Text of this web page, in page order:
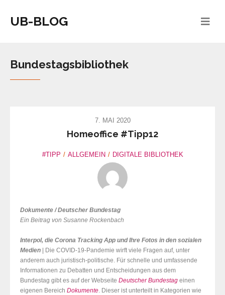
UB-BLOG
Bundestagsbibliothek
7. MAI 2020
Homeoffice #Tipp12
#TIPP ALLGEMEIN DIGITALE BIBLIOTHEK
Dokumente / Deutscher Bundestag
Ein Beitrag von Susanne Rockenbach
Interpol, die Corona Tracking App und Ihre Fotos in den sozialen
Medien | Die COVID-19-Pandemie wirft viele Fragen auf, unter
anderem auch juristisch-politische. Für schnelle und umfassende
Informationen zu Debatten und Entscheidungen aus dem
Bundestag gibt es auf der Webseite Deutscher Bundestag einen
eigenen Bereich Dokumente. Dieser ist unterteilt in Kategorien wie